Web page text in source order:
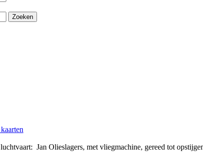
Jan Olieslagers, met vliegmachine, gereed tot